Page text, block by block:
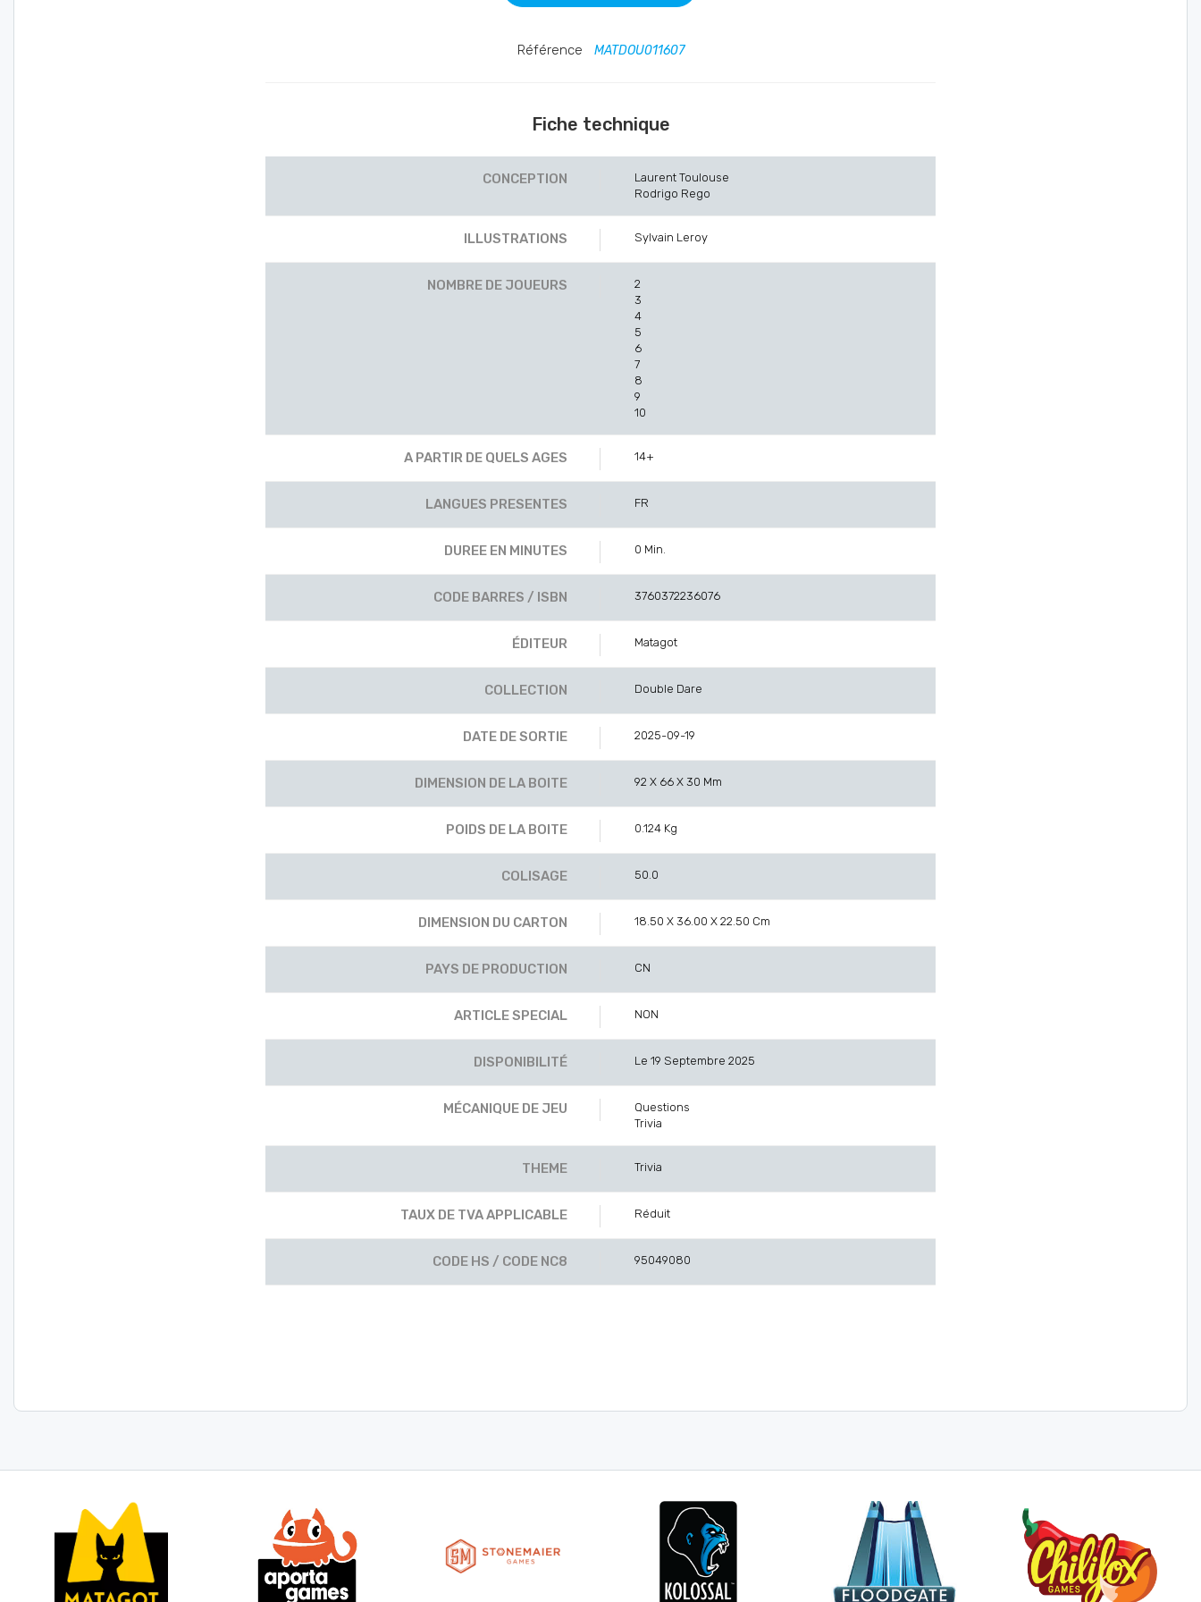
Référence MATDOU011607
Fiche technique
CONCEPTION
Laurent Toulouse
Rodrigo Rego
ILLUSTRATIONS Sylvain Leroy
NOMBRE DE JOUEURS
2
3
4
5
6
7
8
9
10
A PARTIR DE QUELS AGES 14+
LANGUES PRESENTES FR
DUREE EN MINUTES 0 Min.
CODE BARRES / ISBN 3760372236076
ÉDITEUR Matagot
COLLECTION Double Dare
DATE DE SORTIE 2025-09-19
DIMENSION DE LA BOITE 92 X 66 X 30 Mm
POIDS DE LA BOITE 0.124 Kg
COLISAGE 50.0
DIMENSION DU CARTON 18.50 X 36.00 X 22.50 Cm
PAYS DE PRODUCTION CN
ARTICLE SPECIAL NON
DISPONIBILITÉ Le 19 Septembre 2025
MÉCANIQUE DE JEU
Questions
Trivia
THEME Trivia
TAUX DE TVA APPLICABLE Réduit
CODE HS / CODE NC8 95049080